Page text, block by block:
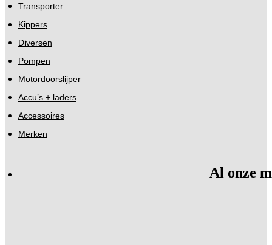
Transporter
Kippers
Diversen
Pompen
Motordoorslijper
Accu’s + laders
Accessoires
Merken
Al onze